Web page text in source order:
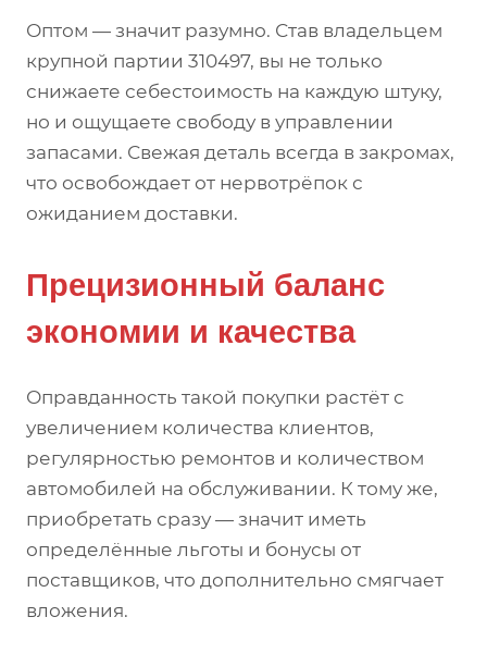
Оптом — значит разумно. Став владельцем
крупной партии 310497, вы не только
снижаете себестоимость на каждую штуку,
но и ощущаете свободу в управлении
запасами. Свежая деталь всегда в закромах,
что освобождает от нервотрёпок с
ожиданием доставки.
Прецизионный баланс
экономии и качества
Оправданность такой покупки растёт с
увеличением количества клиентов,
регулярностью ремонтов и количеством
автомобилей на обслуживании. К тому же,
приобретать сразу — значит иметь
определённые льготы и бонусы от
поставщиков, что дополнительно смягчает
вложения.